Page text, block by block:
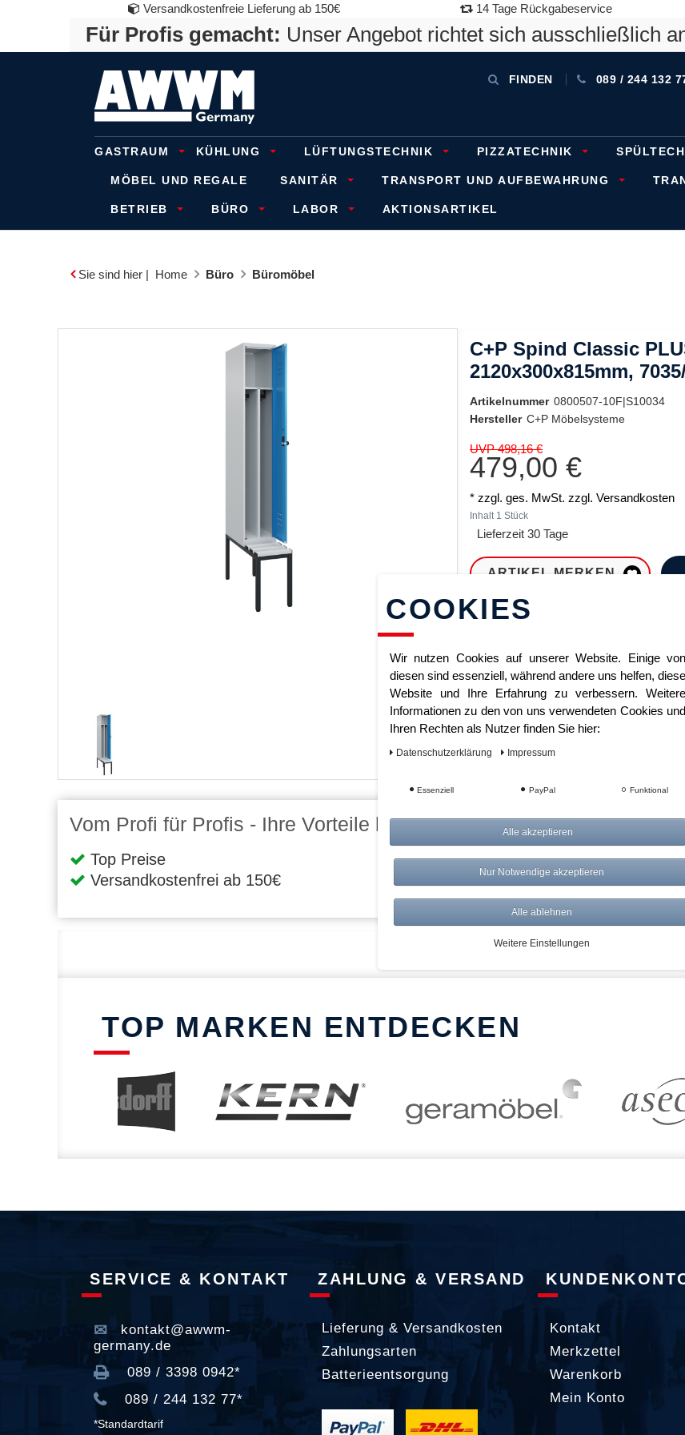
Versandkostenfreie Lieferung ab 150€ 14 Tage Rückgabeservice
Für Profis gemacht: Unser Angebot richtet sich ausschließlich
FINDEN 089 / 244 132
GASTRAUM KÜHLUNG LÜFTUNGSTECHNIK PIZZATECHNIK
MÖBEL UND REGALE SANITÄR TRANSPORT UND AUFBEWAHRUNG
BETRIEB BÜRO LABOR AKTIONSARTIKEL
Sie sind hier | Home Büro Büromöbel
C+P Spind Classic
2120x300x815mm,
Artikelnummer 0800507-10F|S10034
Hersteller C+P Möbelsysteme
UVP 498,16 €
479,00 €
* zzgl. ges. MwSt. zzgl. Versandkosten
Inhalt 1 Stück
Lieferzeit 30 Tage
ARTIKEL MERKEN
Vom Profi für Profis - Ihre Vorteile bei AWWM:
Top Preise
Versandkostenfrei ab 150€
Risikolos: 14 Tage Rückgabe
Über 20.000 Artikel
TOP MARKEN ENTDECKEN
SERVICE & KONTAKT
kontakt@awwm-
germany.de
089 / 3398 0942*
089 / 244 132 77*
*Standardtarif
ZAHLUNG & VERSAND
Lieferung & Versandkosten
Zahlungsarten
Batterieentsorgung
Kontakt
Merkzettel
Warenkorb
Mein Konto
COOKIES
Wir nutzen Cookies auf unserer Website. Einige von
diesen sind essenziell, während andere uns helfen, diese
Website und Ihre Erfahrung zu verbessern. Weitere
Informationen zu den von uns verwendeten Cookies und
Ihren Rechten als Nutzer finden Sie hier:
Daten­schutz­erklärung Impressum
Essenziell PayPal Funktional
Alle akzeptieren
Nur Notwendige akzeptieren
Alle ablehnen
Weitere Einstellungen